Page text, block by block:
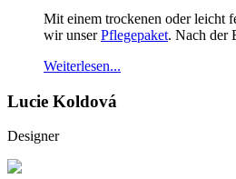
Mit einem trockenen oder leicht
wir unserPflegepaket. Nach der
Weiterlesen...
Lucie Koldová
Designer